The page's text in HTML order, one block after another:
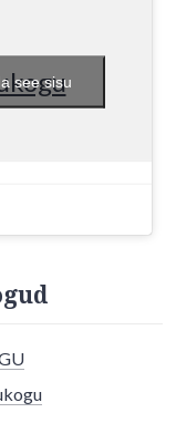
see sisu